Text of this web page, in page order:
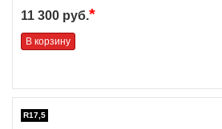
11 300 руб.*
В корзину
R17,5